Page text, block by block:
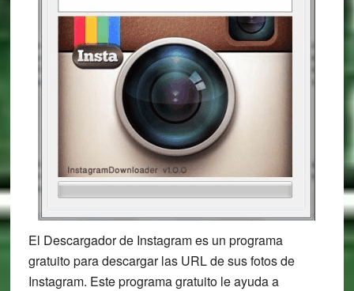
El Descargador de Instagram es un programa
gratuito para descargar las URL de sus fotos de
Instagram. Este programa gratuito le ayuda a